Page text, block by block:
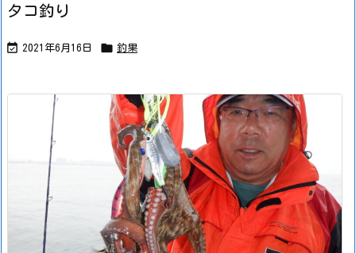
タコ釣り
 2021年6月16日  釣果